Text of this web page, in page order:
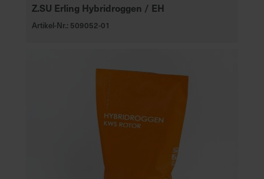
Z.SU Erling Hybridroggen / EH
Artikel-Nr.: 509052-01